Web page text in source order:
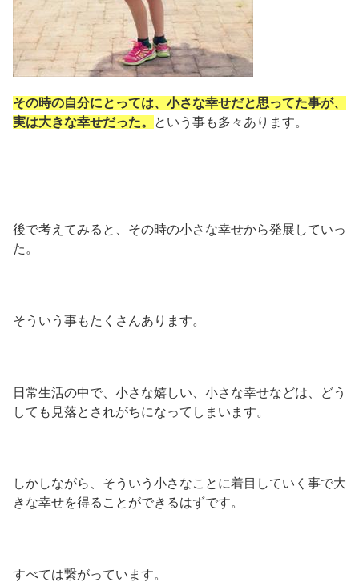
その時の自分にとっては、小さな幸せだと思ってた事が、
実は大きな幸せだった。
という事も多々あります。
後で考えてみると、その時の小さな幸せから発展していっ
た。
そういう事もたくさんあります。
日常生活の中で、小さな嬉しい、小さな幸せなどは、どう
しても見落とされがちになってしまいます。
しかしながら、そういう小さなことに着目していく事で大
きな幸せを得ることができるはずです。
すべては繋がっています。